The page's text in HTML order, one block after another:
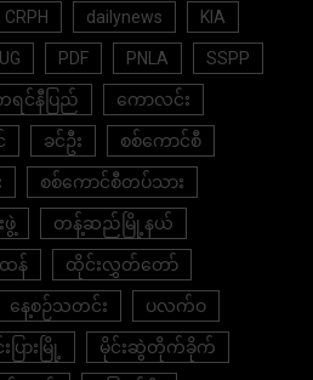
CRPH dailynews KIA
PDF PNLA SSPP
ရင်နီပြည် ကောလင်း
ခင်ဦး စစ်ကောင်စီ
စစ်ကောင်စီတပ်သား
ဖွဲ့ တန့်ဆည်မြို့နယ်
န် ထိုင်းလွှတ်တော်
နေ့စဉ်သတင်း ပလက်ဝ
ပြားမြို့ မိုင်းဆွဲတိုက်ခိုက်